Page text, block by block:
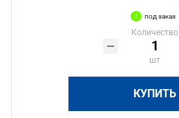
под заказ
Количество
шт
КУПИТЬ